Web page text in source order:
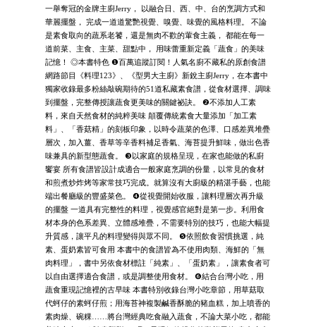
一舉奪冠的金牌主廚Jerry， 以融合日、西、中、台的烹調方式和
華麗擺盤， 完成一道道驚艷視覺、嗅覺、味覺的風格料理。 不論
是素食取向的蔬系老饕，還是無肉不歡的葷食主義， 都能在每一
道前菜、主食、主菜、甜點中， 用味蕾重新定義「蔬食」的美味
記憶！ ◎本書特色 ❶百萬追蹤訂閱！人氣名廚不藏私的原創食譜
網路節目《料理123》、《型男大主廚》新銳主廚Jerry，在本書中
獨家收錄最多粉絲敲碗期待的51道私藏素食譜，從食材選擇、調味
到擺盤，完整傳授讓蔬食更美味的關鍵祕訣。 ❷不添加人工素
料，來自天然食材的純粹美味 顛覆傳統素食大量添加「加工素
料」、「香菇精」的刻板印象，以時令蔬菜的色澤、口感差異堆疊
層次，加入薑、香草等辛香料補足香氣、海苔提升鮮味，做出色香
味兼具的新型態蔬食。 ❸以家庭的規格呈現，在家也能做的私廚
饗宴 所有食譜皆設計成適合一般家庭烹調的份量，以常見的食材
和煎煮炒炸烤等家常技巧完成。就算沒有大廚級的精湛手藝，也能
端出餐廳級的豐盛菜色。 ❹從視覺開始收服，讓料理層次再升級
的擺盤 一道具有完整性的料理，視覺感官絕對是第一步。利用食
材本身的色系差異、立體感堆疊，不需要特別的技巧，也能大幅提
升質感，讓平凡的料理變得與眾不同。 ❺依照飲食習慣挑選，純
素、蛋奶素皆可食用 本書中的食譜皆為不使用肉類、海鮮的「無
肉料理」，書中另依食材標註「純素」、「蛋奶素」，讓素食者可
以自由選擇適合食譜，或是調整使用食材。 ❻結合台灣小吃，用
蔬食重現記憶裡的古早味 本書特別收錄台灣小吃章節，用草菇取
代蚵仔的素蚵仔煎；用海苔神複製鹹香酥脆的豬血糕，加上噴香的
素肉燥、碗粿……將台灣經典吃食融入蔬食，不論大菜小吃，都能